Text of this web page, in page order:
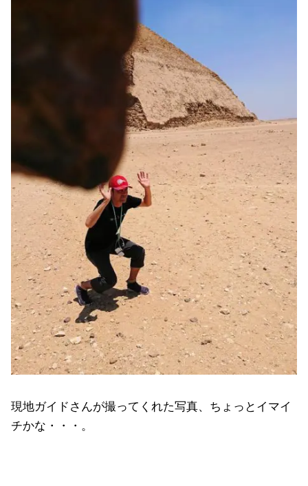
現地ガイドさんが撮ってくれた写真、ちょっとイマイ
チかな・・・。